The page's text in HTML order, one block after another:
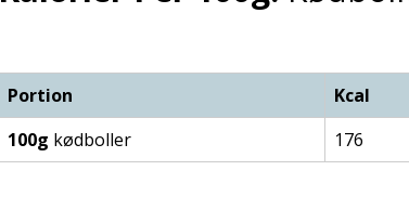
Portion Kcal
100g kødboller 176